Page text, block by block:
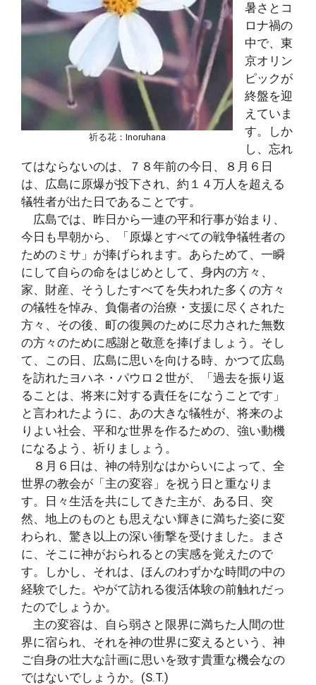
祈る花：Inoruhana
暑さとコ
ロナ禍の
中で、東
京オリン
ピックが
終盤を迎
えていま
す。しか
し、忘れ
てはならないのは、７８年前の今日、８月６日
は、広島に原爆が投下され、約１４万人を超える
犠牲者が出た日であることです。
広島では、昨日から一連の平和行事が始まり、
今日も早朝から、「原爆とすべての戦争犠牲者の
ためのミサ」が捧げられます。あらためて、一瞬
にして自らの命をはじめとして、身内の方々、
家、財産、そうしたすべてを失われた多くの方々
の犠牲を悼み、負傷者の治療・支援に尽くされた
方々、その後、町の復興のために尽力された無数
の方々のために感謝と敬意を捧げましょう。そし
て、この日、広島に思いを向ける時、かつて広島
を訪れたヨハネ・パウロ２世が、「過去を振り返
ることは、将来に対する責任をになうことです」
と言われたように、あの大きな犠牲が、将来のよ
りよい社会、平和な世界を作るための、強い動機
になるよう、祈りましょう。
８月６日は、神の特別なはからいによって、全
世界の教会が「主の変容」を祝う日と重なりま
す。日々生活を共にしてきた主が、ある日、突
然、地上のものとも思えない輝きに満ちた姿に変
わられ、驚き以上の深い衝撃を受けました。まさ
に、そこに神がおられるとの実感を覚えたので
す。しかし、それは、ほんのわずかな時間の中の
経験でした。やがて訪れる復活体験の前触れだっ
たのでしょうか。
主の変容は、自ら弱さと限界に満ちた人間の世
界に宿られ、それを神の世界に変えるという、神
ご自身の壮大な計画に思いを致す貴重な機会なの
ではないでしょうか。(S.T.)